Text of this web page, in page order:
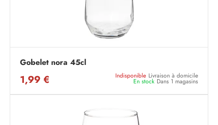
Gobelet nora 45cl
1,99 € Indisponible Livraison à domicile
En stock Dans 1 magasins